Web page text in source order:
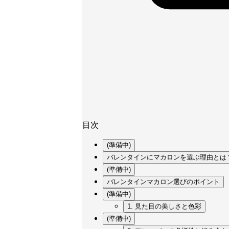
目次
(準備中)
バレンタインにマカロンを選ぶ理由とは
(準備中)
バレンタインマカロン選びのポイント
(準備中)
1. 見た目の美しさと色彩
(準備中)